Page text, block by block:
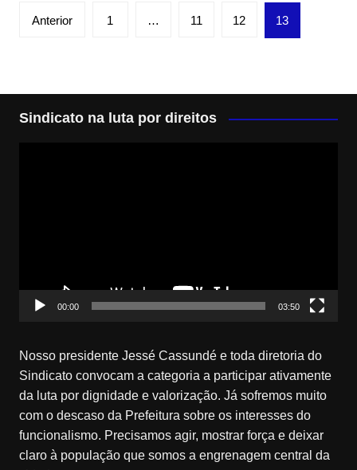
Paginação
Anterior 1 … 11 12 13
Sindicato na luta por direitos
00:00 03:50
Nosso presidente Jessé Cassundé e toda diretoria do
Sindicato convocam a categoria a participar ativamente
da luta por dignidade e valorização. Já sofremos muito
com o descaso da Prefeitura sobre os interesses do
funcionalismo. Precisamos agir, mostrar força e deixar
claro à população que somos a engrenagem central da